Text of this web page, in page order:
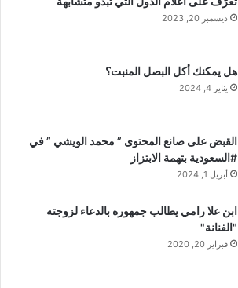
ديسمبر 20, 2023
هل يمكنك أكل البصل المنبت؟
يناير 4, 2024
القبض على صانع المحتوى ” محمد الويشي ” في
#السعودية بتهمة الابتزاز
أبريل 1, 2024
ابن علا رامي يطالب جمهوره بالدعاء لزوجته
"الفنانة"
فبراير 20, 2020